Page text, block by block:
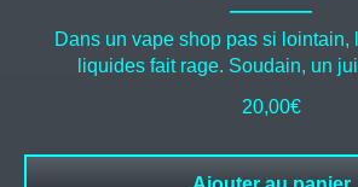
Dans un vape shop pas si lointain,
liquides fait rage. Soudain, un
20,00€